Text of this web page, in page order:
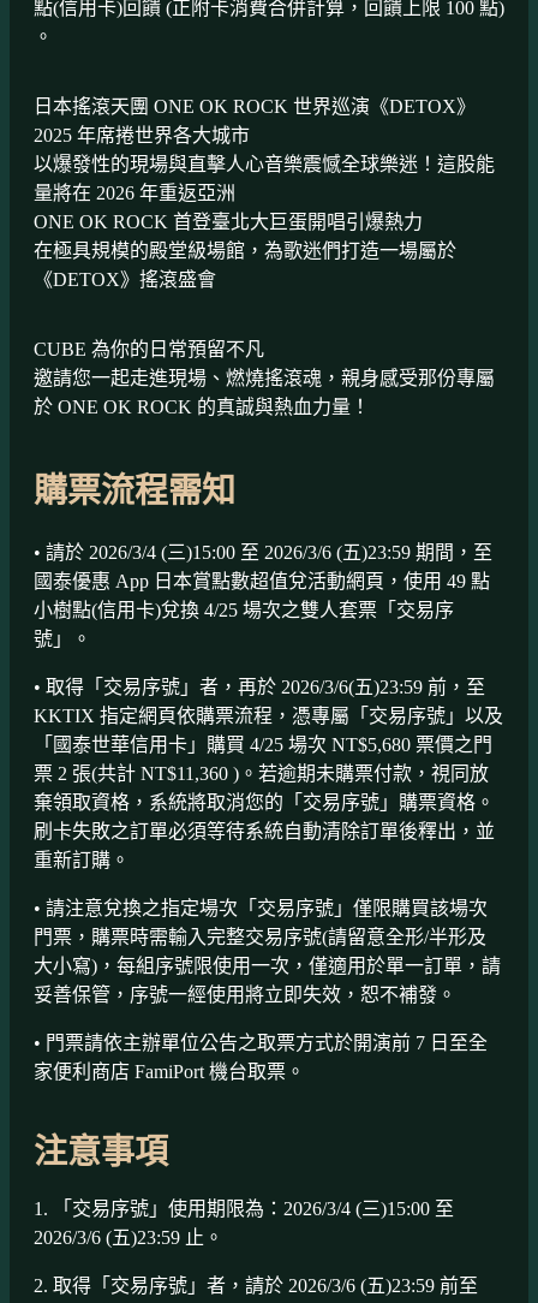
點(信用卡)回饋 (正附卡消費合併計算，回饋上限 100 點)
。
日本搖滾天團 ONE OK ROCK 世界巡演《DETOX》
2025 年席捲世界各大城市
以爆發性的現場與直擊人心音樂震憾全球樂迷！這股能
量將在 2026 年重返亞洲
ONE OK ROCK 首登臺北大巨蛋開唱引爆熱力
在極具規模的殿堂級場館，為歌迷們打造一場屬於
《DETOX》搖滾盛會
CUBE 為你的日常預留不凡
邀請您一起走進現場、燃燒搖滾魂，親身感受那份專屬
於 ONE OK ROCK 的真誠與熱血力量！
購票流程需知
• 請於 2026/3/4 (三)15:00 至 2026/3/6 (五)23:59 期間，至
國泰優惠 App 日本賞點數超值兌活動網頁，使用 49 點
小樹點(信用卡)兌換 4/25 場次之雙人套票「交易序
號」。
• 取得「交易序號」者，再於 2026/3/6(五)23:59 前，至
KKTIX 指定網頁依購票流程，憑專屬「交易序號」以及
「國泰世華信用卡」購買 4/25 場次 NT$5,680 票價之門
票 2 張(共計 NT$11,360 )。若逾期未購票付款，視同放
棄領取資格，系統將取消您的「交易序號」購票資格。
刷卡失敗之訂單必須等待系統自動清除訂單後釋出，並
重新訂購。
• 請注意兌換之指定場次「交易序號」僅限購買該場次
門票，購票時需輸入完整交易序號(請留意全形/半形及
大小寫)，每組序號限使用一次，僅適用於單一訂單，請
妥善保管，序號一經使用將立即失效，恕不補發。
• 門票請依主辦單位公告之取票方式於開演前 7 日至全
家便利商店 FamiPort 機台取票。
注意事項
1. 「交易序號」使用期限為：2026/3/4 (三)15:00 至
2026/3/6 (五)23:59 止。
2. 取得「交易序號」者，請於 2026/3/6 (五)23:59 前至